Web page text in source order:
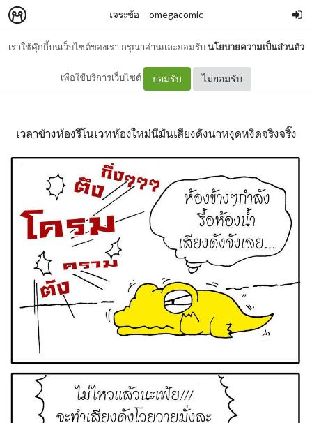
เราใช้คุ๊กกี้บนเว็บไซต์ของเรา กรุณาอ่านและยอมรับนโยบายความเป็นส่วนตัว
เพื่อใช้บริการเว็บไซต์ ยอมรับ ไม่ยอมรับ
เจระข้อ – omegacomic
เจระข้อ ตอน เสียงดัง 2
เวลาข้างห้องรีโนเวทห้องใหม่นีมันเสียงดังน่าหงุดหงิดจริงจริ๊ง